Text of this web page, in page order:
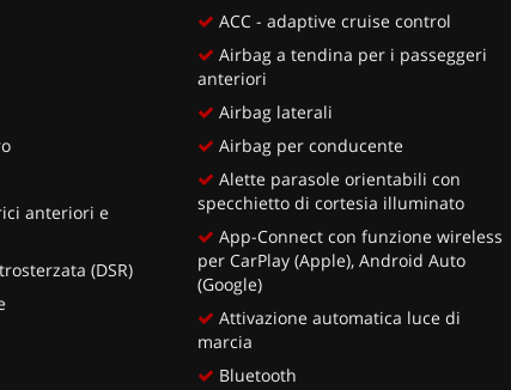
anteriori e
(DSR)
ACC - adaptive cruise control
Airbag a tendina per i passeggeri
anteriori
Airbag laterali
Airbag per conducente
Alette parasole orientabili con
specchietto di cortesia illuminato
App-Connect con funzione wireless
per CarPlay (Apple), Android Auto
(Google)
Attivazione automatica luce di
marcia
Bluetooth